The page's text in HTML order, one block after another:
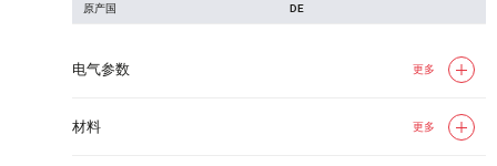
原产国 DE
电气参数 更多
材料 更多